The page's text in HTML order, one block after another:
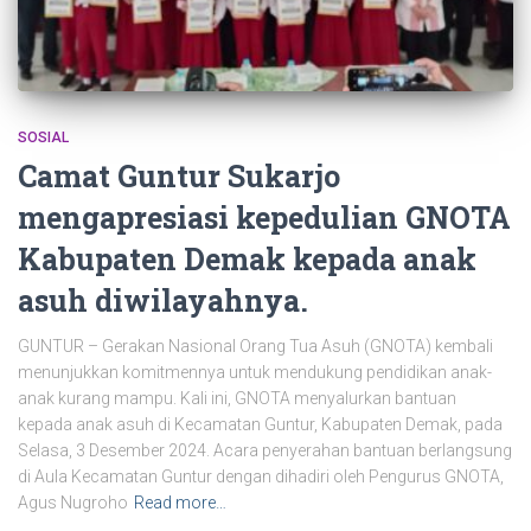
SOSIAL
Camat Guntur Sukarjo
mengapresiasi kepedulian GNOTA
Kabupaten Demak kepada anak
asuh diwilayahnya.
GUNTUR – Gerakan Nasional Orang Tua Asuh (GNOTA) kembali
menunjukkan komitmennya untuk mendukung pendidikan anak-
anak kurang mampu. Kali ini, GNOTA menyalurkan bantuan
kepada anak asuh di Kecamatan Guntur, Kabupaten Demak, pada
Selasa, 3 Desember 2024. Acara penyerahan bantuan berlangsung
di Aula Kecamatan Guntur dengan dihadiri oleh Pengurus GNOTA,
Agus Nugroho Read more…